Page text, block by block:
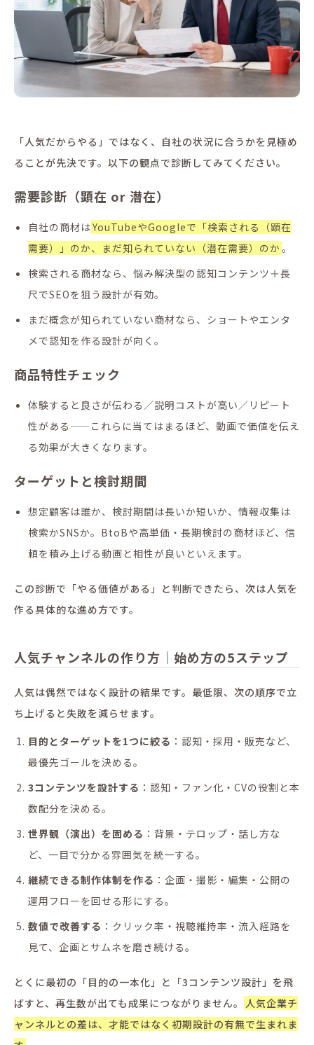
「人気だからやる」ではなく、自社の状況に合うかを見極め
ることが先決です。以下の観点で診断してみてください。
需要診断（顕在 or 潜在）
自社の商材はYouTubeやGoogleで「検索される（顕在
需要）」のか、まだ知られていない（潜在需要）のか 。
検索される商材なら、悩み解決型の認知コンテンツ＋長
尺でSEOを狙う設計が有効。
まだ概念が知られていない商材なら、ショートやエンタ
メで認知を作る設計が向く。
商品特性チェック
体験すると良さが伝わる／説明コストが高い／リピート
性がある——これらに当てはまるほど、動画で価値を伝え
る効果が大きくなります。
ターゲットと検討期間
想定顧客は誰か、検討期間は長いか短いか、情報収集は
検索かSNSか。BtoBや高単価・長期検討の商材ほど、信
頼を積み上げる動画と相性が良いといえます。
この診断で「やる価値がある」と判断できたら、次は人気を
作る具体的な進め方です。
人気チャンネルの作り方｜始め方の5ステップ
人気は偶然ではなく設計の結果です。最低限、次の順序で立
ち上げると失敗を減らせます。
目的とターゲットを1つに絞る ：認知・採用・販売など、
最優先ゴールを決める。
3コンテンツを設計する ：認知・ファン化・CVの役割と本
数配分を決める。
世界観（演出）を固める ：背景・テロップ・話し方な
ど、一目で分かる雰囲気を統一する。
継続できる制作体制を作る ：企画・撮影・編集・公開の
運用フローを回せる形にする。
数値で改善する ：クリック率・視聴維持率・流入経路を
見て、企画とサムネを磨き続ける。
とくに最初の「目的の一本化」と「3コンテンツ設計」を飛
ばすと、再生数が出ても成果につながりません。
人気企業チ
ャンネルとの差は、才能ではなく初期設計の有無で生まれま